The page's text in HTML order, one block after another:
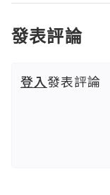
發表評論
登入發表評論